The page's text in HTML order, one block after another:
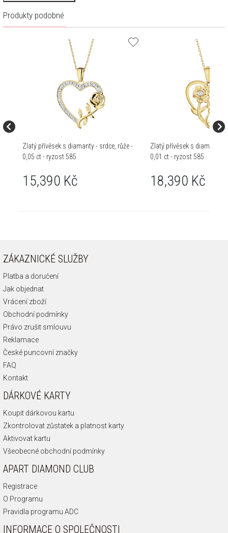
Produkty podobné
Zlatý přívěsek s diamanty - srdce, růže -
0,05 ct - ryzost 585
15,390 Kč
Zlatý přívěsek s diamanty -
0,01 ct - ryzost 585
18,390 Kč
ZÁKAZNICKÉ SLUŽBY
Platba a doručení
Jak objednat
Vrácení zboží
Obchodní podmínky
Právo zrušit smlouvu
Reklamace
České puncovní značky
FAQ
Kontakt
DÁRKOVÉ KARTY
Koupit dárkovou kartu
Zkontrolovat zůstatek a platnost karty
Aktivovat kartu
Všeobecné obchodní podmínky
APART DIAMOND CLUB
Registrace
O Programu
Pravidla programu ADC
INFORMACE O SPOLEČNOSTI